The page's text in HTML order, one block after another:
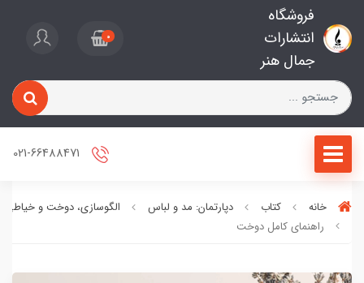
فروشگاه
انتشارات
جمال هنر
0
خانه کتاب دپارتمان: مد و لباس
الگوسازی، دوخت و خیاطی
راهنمای کامل دوخت